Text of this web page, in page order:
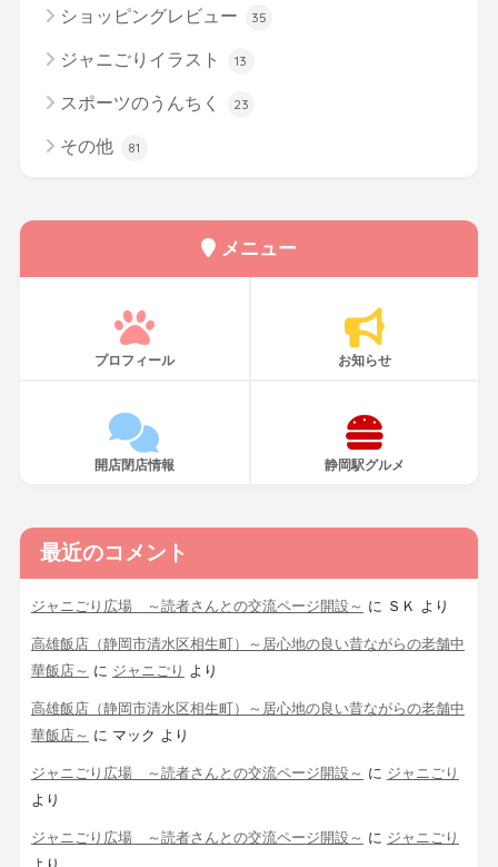
ショッピングレビュー 35
ジャニごりイラスト 13
スポーツのうんちく 23
その他 81
メニュー
プロフィール お知らせ
開店閉店情報 静岡駅グルメ
最近のコメント
ジャニごり広場 ～読者さんとの交流ページ開設～ に ＳＫ より
高雄飯店（静岡市清水区相生町）～居心地の良い昔ながらの老舗中
華飯店～ に ジャニごり より
高雄飯店（静岡市清水区相生町）～居心地の良い昔ながらの老舗中
華飯店～ に マック より
ジャニごり広場 ～読者さんとの交流ページ開設～ に ジャニごり
より
ジャニごり広場 ～読者さんとの交流ページ開設～ に ジャニごり